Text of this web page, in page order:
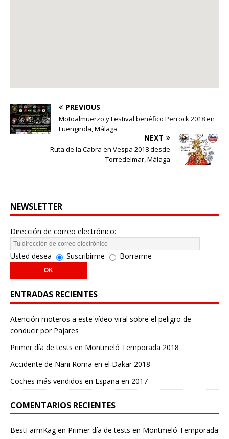
PREVIOUS
Motoalmuerzo y Festival benéfico Perrock 2018 en
Fuengirola, Málaga
NEXT
Ruta de la Cabra en Vespa 2018 desde
Torredelmar, Málaga
NEWSLETTER
Dirección de correo electrónico:
Usted desea Suscribirme Borrarme
ENTRADAS RECIENTES
Atención moteros a este vídeo viral sobre el peligro de
conducir por Pajares
Primer día de tests en Montmeló Temporada 2018
Accidente de Nani Roma en el Dakar 2018
Coches más vendidos en España en 2017
COMENTARIOS RECIENTES
BestFarmKagen Primer día de tests en Montmeló Temporada